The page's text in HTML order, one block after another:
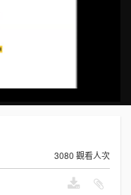
3080 觀看人次